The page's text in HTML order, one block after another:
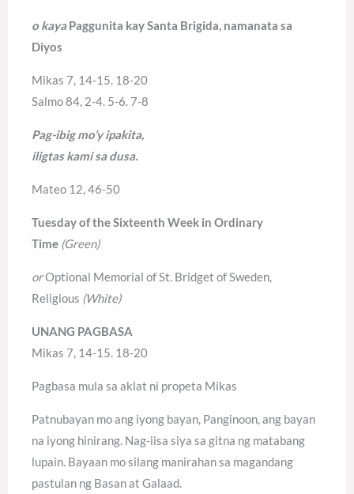
o kayaPaggunita kay Santa Brigida, namanata sa
Diyos
Mikas 7, 14-15. 18-20
Salmo 84, 2-4. 5-6. 7-8
Pag-ibig mo’y ipakita,
iligtas kami sa dusa.
Mateo 12, 46-50
Tuesday of the Sixteenth Week in Ordinary
Time (Green)
orOptional Memorial of St. Bridget of Sweden,
Religious (White)
UNANG PAGBASA
Mikas 7, 14-15. 18-20
Pagbasa mula sa aklat ni propeta Mikas
Patnubayan mo ang iyong bayan, Panginoon, ang bayan
na iyong hinirang. Nag-iisa siya sa gitna ng matabang
lupain. Bayaan mo silang manirahan sa magandang
pastulan ng Basan at Galaad.